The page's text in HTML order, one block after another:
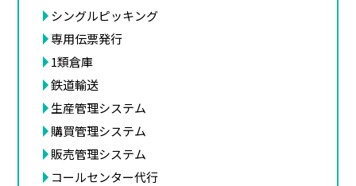
シングルピッキング
専用伝票発行
1類倉庫
鉄道輸送
生産管理システム
購買管理システム
販売管理システム
コールセンター代行